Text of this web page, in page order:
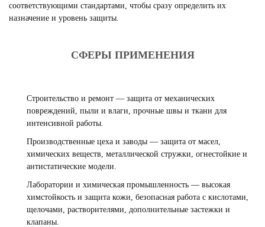
соответствующими стандартами, чтобы сразу определить их
назначение и уровень защиты.
СФЕРЫ ПРИМЕНЕНИЯ
Строительство и ремонт — защита от механических
повреждений, пыли и влаги, прочные швы и ткани для
интенсивной работы.
Производственные цеха и заводы — защита от масел,
химических веществ, металлической стружки, огнестойкие и
антистатические модели.
Лаборатории и химическая промышленность — высокая
химстойкость и защита кожи, безопасная работа с кислотами,
щелочами, растворителями, дополнительные застежки и
клапаны.